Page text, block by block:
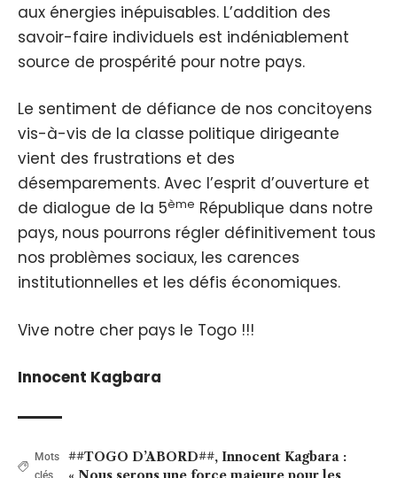
aux énergies inépuisables. L’addition des
savoir-faire individuels est indéniablement
source de prospérité pour notre pays.
Le sentiment de défiance de nos concitoyens
vis-à-vis de la classe politique dirigeante
vient des frustrations et des
désemparements. Avec l’esprit d’ouverture et
de dialogue de la 5ème République dans notre
pays, nous pourrons régler définitivement tous
nos problèmes sociaux, les carences
institutionnelles et les défis économiques.
Vive notre cher pays le Togo !!!
Innocent Kagbara
Mots
clés
##TOGO D’ABORD##, Innocent Kagbara :